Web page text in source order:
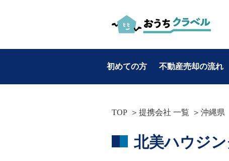
初めての方 不動産売却の流れ
・不動産売却
TOP 提携会社 一覧 沖縄県
北美ハウジ